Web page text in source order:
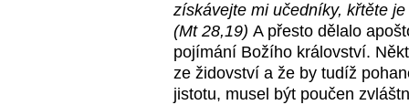
získávejte mi učedníky, křtěte
(Mt 28,19) A přesto dělalo
pojímání Božího království.
ze židovství a že by tudíž
jistotu, musel být poučen